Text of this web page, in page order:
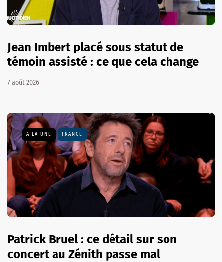
Jean Imbert placé sous statut de
témoin assisté : ce que cela change
7 août 2026
A LA UNE FRANCE
Patrick Bruel : ce détail sur son
concert au Zénith passe mal